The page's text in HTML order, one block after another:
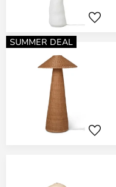
SUMMER DEAL